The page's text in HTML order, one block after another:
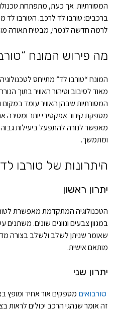
המסורתיות. אך כעת, מתפתחת
ברכבים: טורבו לד לרכב. הטורבו לד
לרמה חדשה לגמרי, מבטיח תאורה
מה פירוש המונח
המונח “טורבו לד” מתייחס
מאוד לסיבוב וטיהור האוויר בתוך
המסורתיות שבהן האוויר עומד
מספקת קירור אפקטיבי יותר ומסירה
מאפשר לנורה להתפעל ביעילות
ומתמשך.
היתרונות של טורבו
יתרון ראשון
הטכנולוגיה המתקדמת מאפשרת
במגוון צבעים וגוונים שונים.
שאומר שניתן לשלב ולשלב בצורה
מותאם אישית.
יתרון שני
טורבואים מספקים אור אחיד ומופץ
זה אומר שנהגי הרכב יכולים לראות